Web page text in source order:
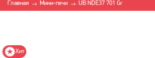
Главная → Мини-печи → UB NDE37 701 Gr
Хит